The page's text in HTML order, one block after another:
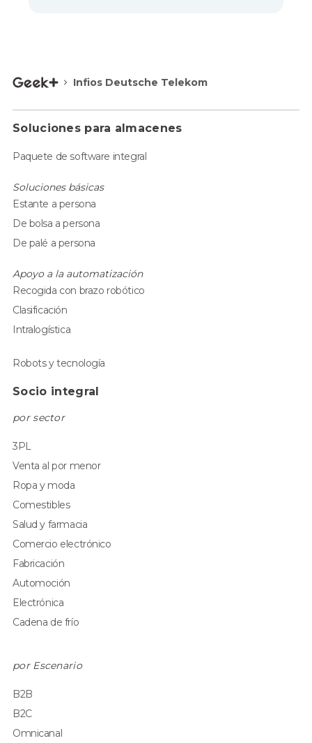
Infios Deutsche Telekom
Soluciones para almacenes
Paquete de software integral
Soluciones básicas
Estante a persona
De bolsa a persona
De palé a persona
Apoyo a la automatización
Recogida con brazo robótico
Clasificación
Intralogística
Robots y tecnología
Socio integral
por sector
3PL
Venta al por menor
Ropa y moda
Comestibles
Salud y farmacia
Comercio electrónico
Fabricación
Automoción
Electrónica
Cadena de frío
por Escenario
B2B
B2C
Omnicanal